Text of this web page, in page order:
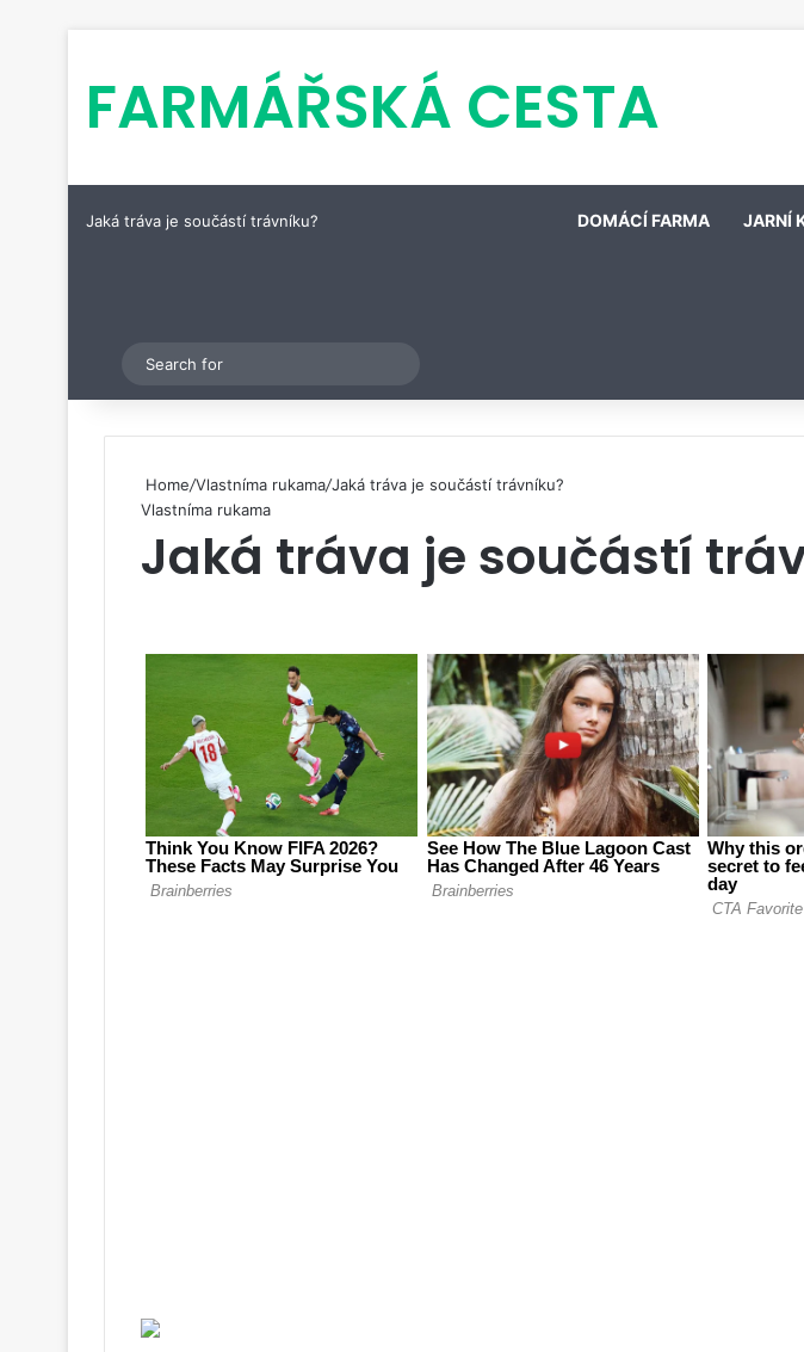
FARMÁŘSKÁ CESTA
Jaká tráva je součástí trávníku? DOMÁCÍ FARMA JARNÍ
Switch skin
for
Home/Vlastníma rukama/Jaká tráva je součástí trávníku?
Vlastníma rukama
Jaká tráva je součástí